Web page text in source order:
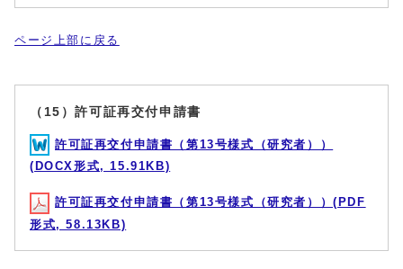
ページ上部に戻る
（15）許可証再交付申請書
許可証再交付申請書（第13号様式（研究者））
(DOCX形式, 15.91KB)
許可証再交付申請書（第13号様式（研究者））(PDF
形式, 58.13KB)